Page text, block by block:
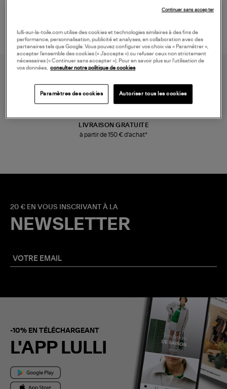
LIVRAISON GRATUITE
à partir de 150 € d'achat*
20 € EN VOUS INSCRIVANT À LA
NEWSLETTER
-10% EN TÉLÉCHARGEANT
L'APP LULLI
lulli-sur-la-toile.com utilise des cookies et technologies similaires à des fins de
performance, personnalisation, publicité et analyses, en collaboration avec des
partenaires tels que Google. Vous pouvez configurer vos choix via « Paramétrer »,
accepter l’ensemble des cookies (« J’accepte ») ou refuser ceux non strictement
nécessaires (« Continuer sans accepter »). Pour en savoir plus sur l’utilisation de
vos données, consulter notre politique de cookies
Paramètres des cookies Autoriser tous les cookies
Continuer sans accepter